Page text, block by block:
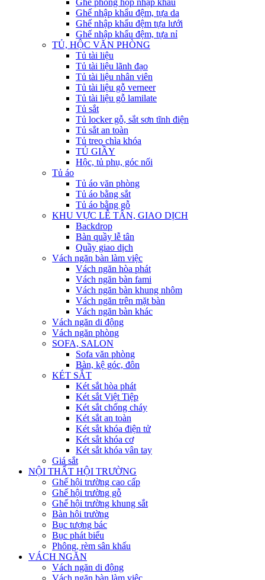
Ghế phòng họp nhập khẩu
Ghế nhập khẩu đệm, tựa da
Ghế nhập khẩu đệm tựa lưới
Ghế nhập khẩu đệm, tựa nỉ
TỦ, HỘC VĂN PHÒNG
Tủ tài liệu
Tủ tài liệu lãnh đạo
Tủ tài liệu nhân viên
Tủ tài liệu gỗ verneer
Tủ tài liệu gỗ lamilate
Tủ sắt
Tủ locker gỗ, sắt sơn tĩnh điện
Tủ sắt an toàn
Tủ treo chìa khóa
TỦ GIẦY
Hộc, tủ phụ, góc nối
Tủ áo
Tủ áo văn phòng
Tủ áo bằng sắt
Tủ áo bằng gỗ
KHU VỰC LỄ TÂN, GIAO DỊCH
Backdrop
Bàn quầy lễ tân
Quầy giao dịch
Vách ngăn bàn làm việc
Vách ngăn hòa phát
Vách ngăn bàn fami
Vách ngăn bàn khung nhôm
Vách ngăn trên mặt bàn
Vách ngăn bàn khác
Vách ngăn di động
Vách ngăn phòng
SOFA, SALON
Sofa văn phòng
Bàn, kệ góc, đôn
KÉT SẮT
Két sắt hòa phát
Két sắt Việt Tiệp
Két sắt chống cháy
Két sắt an toàn
Két sắt khóa điện tử
Két sắt khóa cơ
Két sắt khóa vân tay
Giá sắt
NỘI THẤT HỘI TRƯỜNG
Ghế hội trường cao cấp
Ghế hội trường gỗ
Ghế hội trường khung sắt
Bàn hội trường
Bục tượng bác
Bục phát biểu
Phông, rèm sân khấu
VÁCH NGĂN
Vách ngăn di động
Vách ngăn bàn làm việc